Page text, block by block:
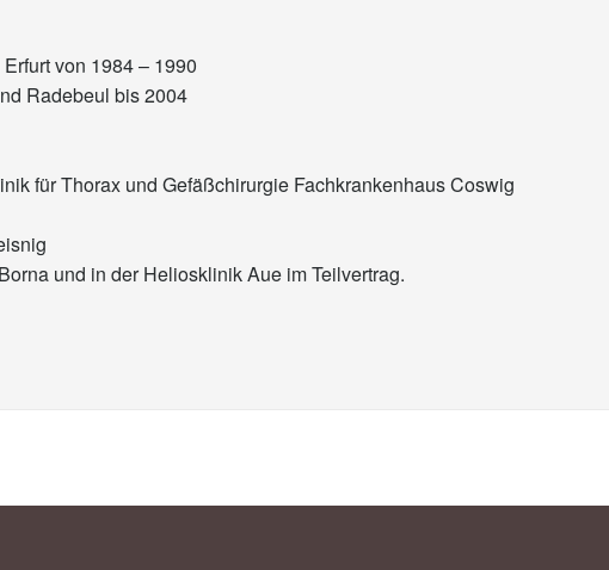
von 1984 – 1990
Radebeul bis 2004
für Thorax und Gefäßchirurgie Fachkrankenhaus Coswig
und in der Heliosklinik Aue im Teilvertrag.